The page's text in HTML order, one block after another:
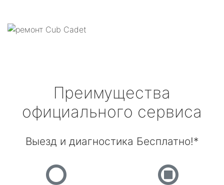
Преимущества
официального сервиса
Выезд и диагностика Бесплатно!*